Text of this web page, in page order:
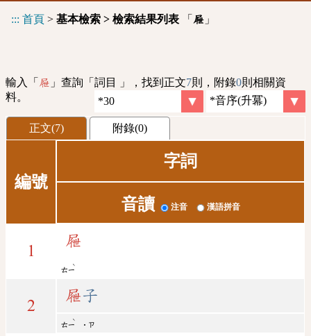
::: 首頁 > 基本檢索 > 檢索結果列表 「 屜 」
輸入「 屜 」查詢「詞目 」，找到正文7則，附錄0則相關資
料。
正文(7) 附錄(0)
編號
字詞
音讀 注音 漢語拼音
1
屜
ㄊㄧ
ˋ
2
屜子
ㄊㄧ
ˋ
˙ㄗ